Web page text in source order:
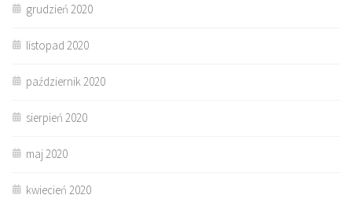
grudzień 2020
listopad 2020
październik 2020
sierpień 2020
maj 2020
kwiecień 2020